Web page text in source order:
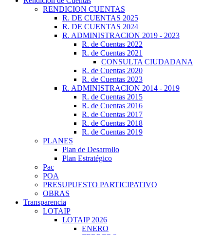
RENDICION CUENTAS
R. DE CUENTAS 2025
R. DE CUENTAS 2024
R. ADMINISTRACION 2019 - 2023
R. de Cuentas 2022
R. de Cuentas 2021
CONSULTA CIUDADANA
R. de Cuentas 2020
R. de Cuentas 2023
R. ADMINISTRACION 2014 - 2019
R. de Cuentas 2015
R. de Cuentas 2016
R. de Cuentas 2017
R. de Cuentas 2018
R. de Cuentas 2019
PLANES
Plan de Desarrollo
Plan Estratégico
Pac
POA
PRESUPUESTO PARTICIPATIVO
OBRAS
Transparencia
LOTAIP
LOTAIP 2026
ENERO